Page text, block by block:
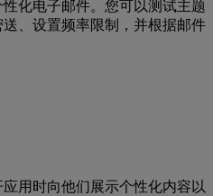
化电子邮件。您可以测试主题
、设置频率限制，并根据邮件
用时向他们展示个性化内容以